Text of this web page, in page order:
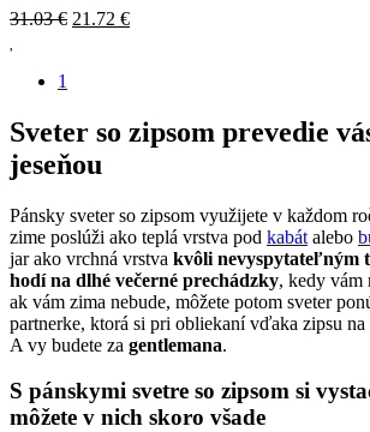
31.03 € 21.72 €
1
Sveter so zipsom prevedie
jeseňou
Pánsky sveter so zipsom využijete v každom
zime poslúži ako teplá vrstva pod kabát alebo
jar ako vrchná vrstva kvôli nevyspytateľným
hodí na dlhé večerné prechádzky, kedy vám
ak vám zima nebude, môžete potom sveter
partnerke, ktorá si pri obliekaní vďaka zipsu na
A vy budete za gentlemana.
S pánskymi svetre so zipsom si
môžete v nich skoro všade